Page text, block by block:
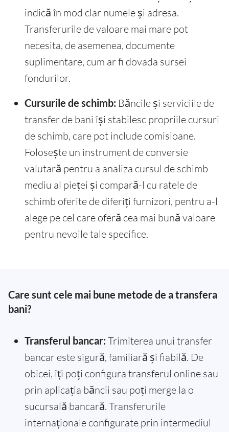
indică în mod clar numele și adresa.
Transferurile de valoare mai mare pot
necesita, de asemenea, documente
suplimentare, cum ar fi dovada sursei
fondurilor.
Cursurile de schimb: Băncile și serviciile de
transfer de bani își stabilesc propriile cursuri
de schimb, care pot include comisioane.
Folosește un instrument de conversie
valutară pentru a analiza cursul de schimb
mediu al pieței și compară-l cu ratele de
schimb oferite de diferiți furnizori, pentru a-l
alege pe cel care oferă cea mai bună valoare
pentru nevoile tale specifice.
Care sunt cele mai bune metode de a transfera
bani?
Transferul bancar: Trimiterea unui transfer
bancar este sigură, familiară și fiabilă. De
obicei, îți poți configura transferul online sau
prin aplicația băncii sau poți merge la o
sucursală bancară. Transferurile
internaționale configurate prin intermediul